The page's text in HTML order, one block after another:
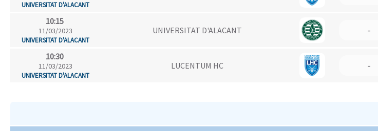
UNIVERSITAT D'ALACANT
10:15
11/03/2023
UNIVERSITAT D'ALACANT
UNIVERSITAT D'ALACANT -
10:30
11/03/2023
UNIVERSITAT D'ALACANT
LUCENTUM HC -